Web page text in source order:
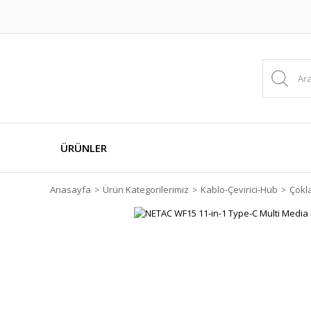
ÜRÜNLER
Anasayfa Ürün Kategorilerimiz Kablo-Çevirici-Hub